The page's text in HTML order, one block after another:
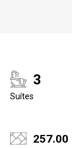
3
Suítes
257.00